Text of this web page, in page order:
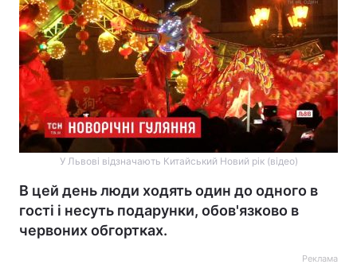
У Львові відзначають Китайський Новий рік (відео)
В цей день люди ходять один до одного в
гості і несуть подарунки, обов'язково в
червоних обгортках.
Реклама